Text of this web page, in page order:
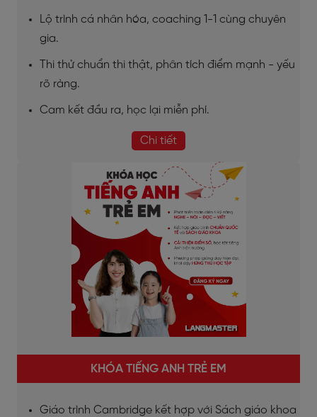
Lộ trình cá nhân hóa, coaching 1-1 cùng chuyên
gia.
Thi thử chuẩn thi thật, phân tích điểm mạnh - yếu
rõ ràng.
Cam kết đầu ra, học lại miễn phí.
Chi tiết
KHÓA TIẾNG ANH TRẺ EM
Giáo trình Cambridge kết hợp với Sách giáo khoa